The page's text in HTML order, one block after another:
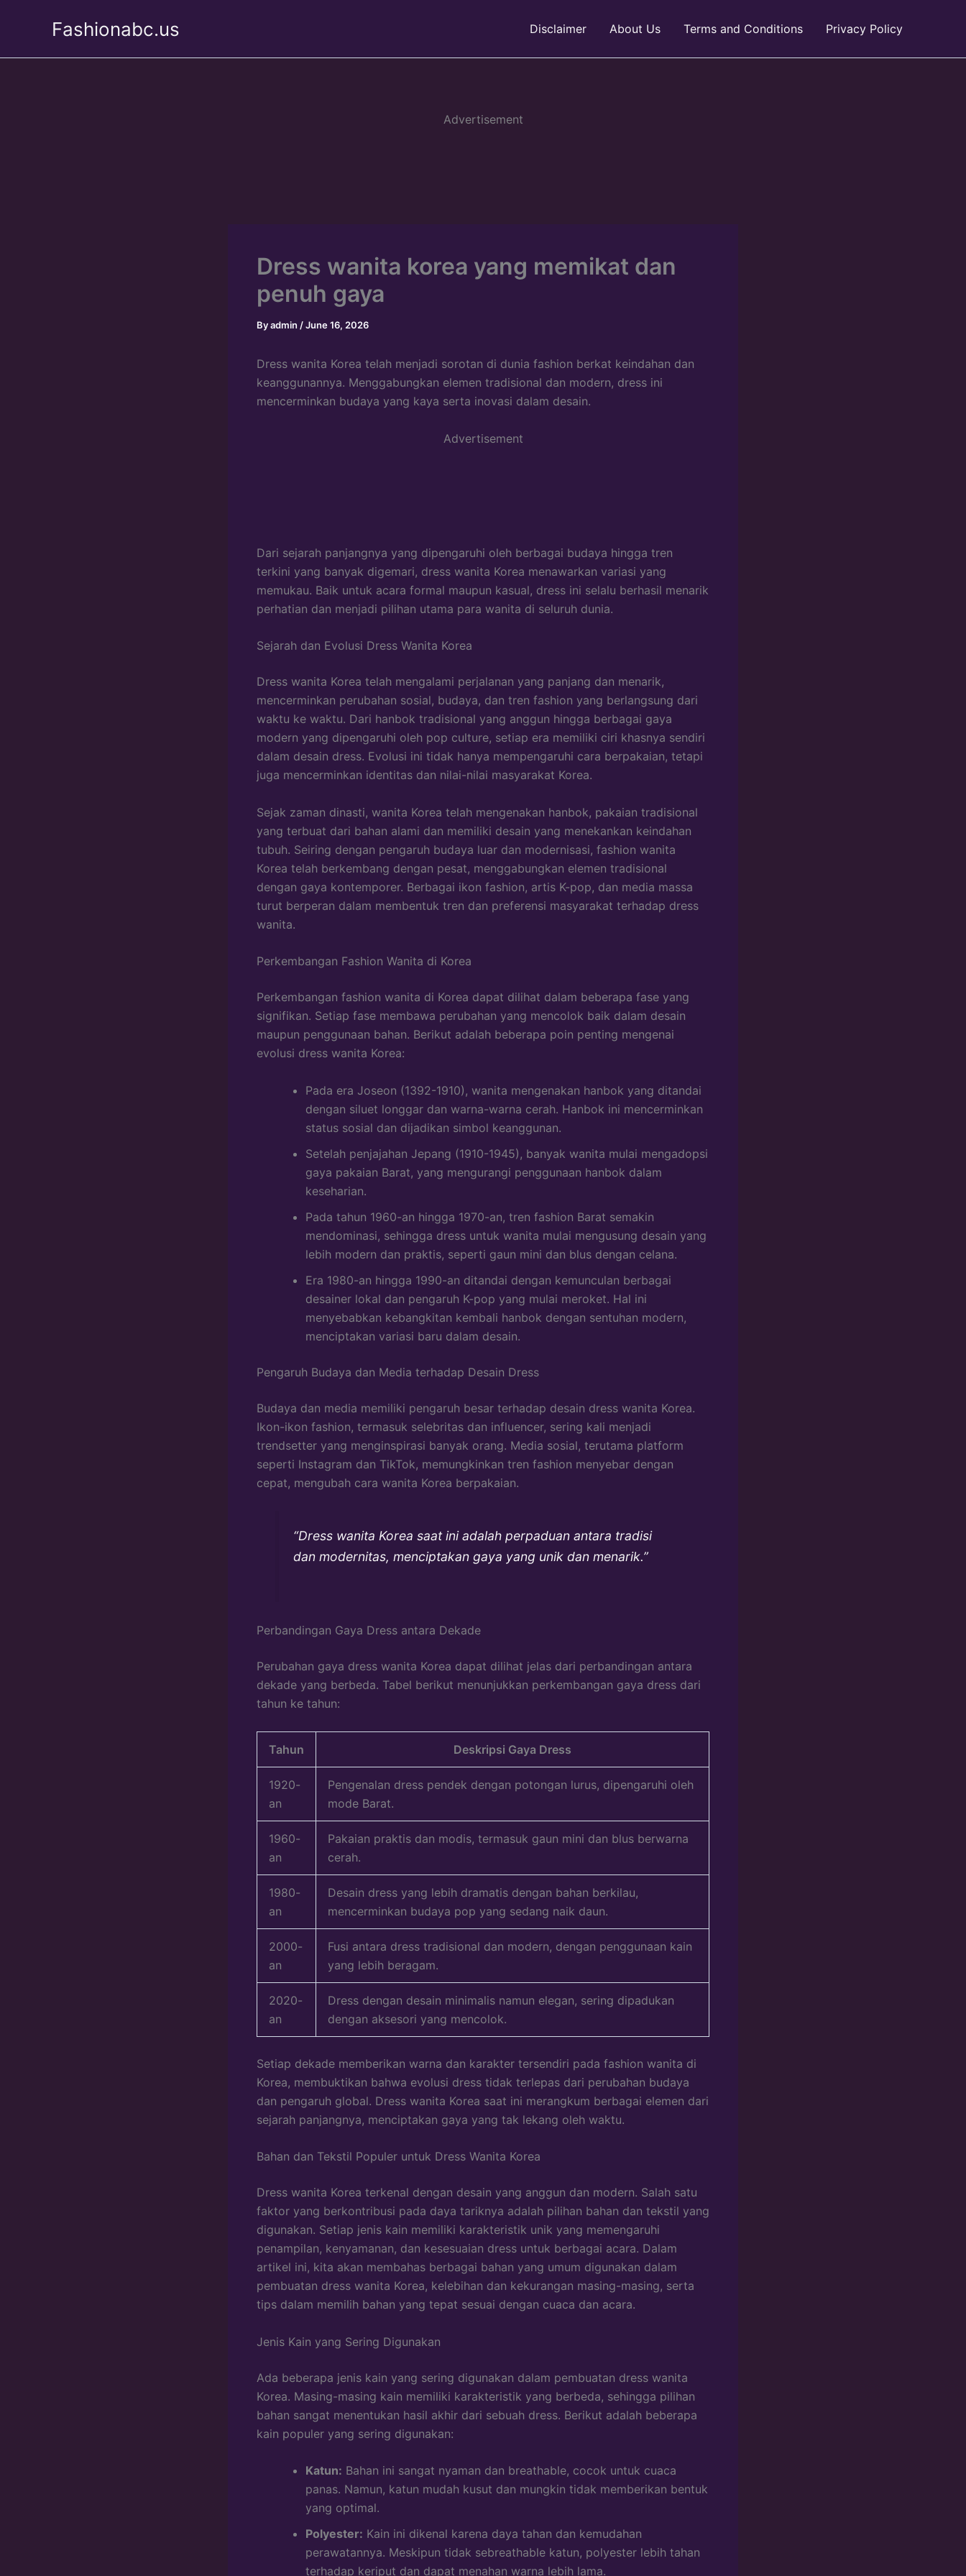
Fashionabc.us Disclaimer About Us Terms and Conditions Privacy Policy
Advertisement
Dress wanita korea yang memikat dan
penuh gaya
Byadmin /June 16, 2026
Dress wanita Korea telah menjadi sorotan di dunia fashion berkat keindahan dan
keanggunannya. Menggabungkan elemen tradisional dan modern, dress ini
mencerminkan budaya yang kaya serta inovasi dalam desain.
Advertisement
Dari sejarah panjangnya yang dipengaruhi oleh berbagai budaya hingga tren
terkini yang banyak digemari, dress wanita Korea menawarkan variasi yang
memukau. Baik untuk acara formal maupun kasual, dress ini selalu berhasil menarik
perhatian dan menjadi pilihan utama para wanita di seluruh dunia.
Sejarah dan Evolusi Dress Wanita Korea
Dress wanita Korea telah mengalami perjalanan yang panjang dan menarik,
mencerminkan perubahan sosial, budaya, dan tren fashion yang berlangsung dari
waktu ke waktu. Dari hanbok tradisional yang anggun hingga berbagai gaya
modern yang dipengaruhi oleh pop culture, setiap era memiliki ciri khasnya sendiri
dalam desain dress. Evolusi ini tidak hanya mempengaruhi cara berpakaian, tetapi
juga mencerminkan identitas dan nilai-nilai masyarakat Korea.
Sejak zaman dinasti, wanita Korea telah mengenakan hanbok, pakaian tradisional
yang terbuat dari bahan alami dan memiliki desain yang menekankan keindahan
tubuh. Seiring dengan pengaruh budaya luar dan modernisasi, fashion wanita
Korea telah berkembang dengan pesat, menggabungkan elemen tradisional
dengan gaya kontemporer. Berbagai ikon fashion, artis K-pop, dan media massa
turut berperan dalam membentuk tren dan preferensi masyarakat terhadap dress
wanita.
Perkembangan Fashion Wanita di Korea
Perkembangan fashion wanita di Korea dapat dilihat dalam beberapa fase yang
signifikan. Setiap fase membawa perubahan yang mencolok baik dalam desain
maupun penggunaan bahan. Berikut adalah beberapa poin penting mengenai
evolusi dress wanita Korea:
Pada era Joseon (1392-1910), wanita mengenakan hanbok yang ditandai
dengan siluet longgar dan warna-warna cerah. Hanbok ini mencerminkan
status sosial dan dijadikan simbol keanggunan.
Setelah penjajahan Jepang (1910-1945), banyak wanita mulai mengadopsi
gaya pakaian Barat, yang mengurangi penggunaan hanbok dalam
keseharian.
Pada tahun 1960-an hingga 1970-an, tren fashion Barat semakin
mendominasi, sehingga dress untuk wanita mulai mengusung desain yang
lebih modern dan praktis, seperti gaun mini dan blus dengan celana.
Era 1980-an hingga 1990-an ditandai dengan kemunculan berbagai
desainer lokal dan pengaruh K-pop yang mulai meroket. Hal ini
menyebabkan kebangkitan kembali hanbok dengan sentuhan modern,
menciptakan variasi baru dalam desain.
Pengaruh Budaya dan Media terhadap Desain Dress
Budaya dan media memiliki pengaruh besar terhadap desain dress wanita Korea.
Ikon-ikon fashion, termasuk selebritas dan influencer, sering kali menjadi
trendsetter yang menginspirasi banyak orang. Media sosial, terutama platform
seperti Instagram dan TikTok, memungkinkan tren fashion menyebar dengan
cepat, mengubah cara wanita Korea berpakaian.
“Dress wanita Korea saat ini adalah perpaduan antara tradisi
dan modernitas, menciptakan gaya yang unik dan menarik.”
Perbandingan Gaya Dress antara Dekade
Perubahan gaya dress wanita Korea dapat dilihat jelas dari perbandingan antara
dekade yang berbeda. Tabel berikut menunjukkan perkembangan gaya dress dari
tahun ke tahun:
Tahun Deskripsi Gaya Dress
1920-
an
Pengenalan dress pendek dengan potongan lurus, dipengaruhi oleh
mode Barat.
1960-
an
Pakaian praktis dan modis, termasuk gaun mini dan blus berwarna
cerah.
1980-
an
Desain dress yang lebih dramatis dengan bahan berkilau,
mencerminkan budaya pop yang sedang naik daun.
2000-
an
Fusi antara dress tradisional dan modern, dengan penggunaan kain
yang lebih beragam.
2020-
an
Dress dengan desain minimalis namun elegan, sering dipadukan
dengan aksesori yang mencolok.
Setiap dekade memberikan warna dan karakter tersendiri pada fashion wanita di
Korea, membuktikan bahwa evolusi dress tidak terlepas dari perubahan budaya
dan pengaruh global. Dress wanita Korea saat ini merangkum berbagai elemen dari
sejarah panjangnya, menciptakan gaya yang tak lekang oleh waktu.
Bahan dan Tekstil Populer untuk Dress Wanita Korea
Dress wanita Korea terkenal dengan desain yang anggun dan modern. Salah satu
faktor yang berkontribusi pada daya tariknya adalah pilihan bahan dan tekstil yang
digunakan. Setiap jenis kain memiliki karakteristik unik yang memengaruhi
penampilan, kenyamanan, dan kesesuaian dress untuk berbagai acara. Dalam
artikel ini, kita akan membahas berbagai bahan yang umum digunakan dalam
pembuatan dress wanita Korea, kelebihan dan kekurangan masing-masing, serta
tips dalam memilih bahan yang tepat sesuai dengan cuaca dan acara.
Jenis Kain yang Sering Digunakan
Ada beberapa jenis kain yang sering digunakan dalam pembuatan dress wanita
Korea. Masing-masing kain memiliki karakteristik yang berbeda, sehingga pilihan
bahan sangat menentukan hasil akhir dari sebuah dress. Berikut adalah beberapa
kain populer yang sering digunakan:
Katun: Bahan ini sangat nyaman dan breathable, cocok untuk cuaca
panas. Namun, katun mudah kusut dan mungkin tidak memberikan bentuk
yang optimal.
Polyester: Kain ini dikenal karena daya tahan dan kemudahan
perawatannya. Meskipun tidak sebreathable katun, polyester lebih tahan
terhadap keriput dan dapat menahan warna lebih lama.